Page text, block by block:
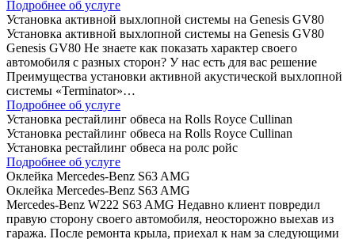
Подробнее об услуге
Установка активной выхлопной системы на Genesis GV80
Установка активной выхлопной системы на Genesis GV80
Genesis GV80 Не знаете как показать характер своего
автомобиля с разных сторон? У нас есть для вас решение
Преимущества установки активной акустической выхлопной
системы «Terminator»…
Подробнее об услуге
Установка рестайлинг обвеса на Rolls Royce Cullinan
Установка рестайлинг обвеса на Rolls Royce Cullinan
Установка рестайлинг обвеса на ролс ройс
Подробнее об услуге
Оклейка Mercedes-Benz S63 AMG
Оклейка Mercedes-Benz S63 AMG
Mercedes-Benz W222 S63 AMG Недавно клиент повредил
правую сторону своего автомобиля, неосторожно выехав из
гаража. После ремонта крыла, приехал к нам за следующими